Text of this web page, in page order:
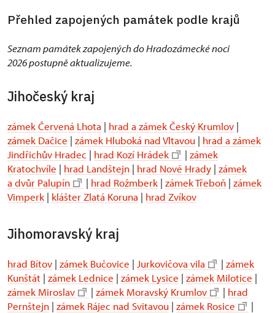
Přehled zapojených památek podle krajů
Seznam památek zapojených do Hradozámecké noci
2026 postupně aktualizujeme.
Jihočeský kraj
zámek Červená Lhota | hrad a zámek Český Krumlov |
zámek Dačice | zámek Hluboká nad Vltavou | hrad a zámek
Jindřichův Hradec | hrad Kozí Hrádek | zámek
Kratochvíle | hrad Landštejn | hrad Nové Hrady | zámek
a dvůr Palupín
| hrad Rožmberk | zámek Třeboň | zámek
Vimperk | klášter Zlatá Koruna | hrad Zvíkov
Jihomoravský kraj
hrad Bítov | zámek Bučovice | Jurkovičova vila | zámek
Kunštát | zámek Lednice | zámek Lysice | zámek Milotice |
zámek Miroslav
| zámek Moravský Krumlov | hrad
Pernštejn | zámek Rájec nad Svitavou | zámek Rosice |